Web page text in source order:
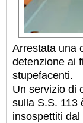
Arrestata una
detenzione ai
stupefacenti.
Un servizio di
sulla S.S. 113
insospettiti